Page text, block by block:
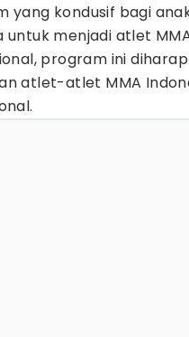
yang kondusif bagi
untuk menjadi atlet
program ini
atlet-atlet MMA